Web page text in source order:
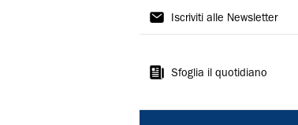
Gazzetta
Modena
Iscriviti alle Newsletter
Sfoglia il quotidiano